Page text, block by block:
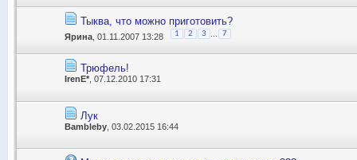
Тыква, что можно приготовить?
Ярина , 01.11.2007 13:28 1 2 3 7
Трюфель!
IrenE* , 07.12.2010 17:31
Лук
Bambleby , 03.02.2015 16:44